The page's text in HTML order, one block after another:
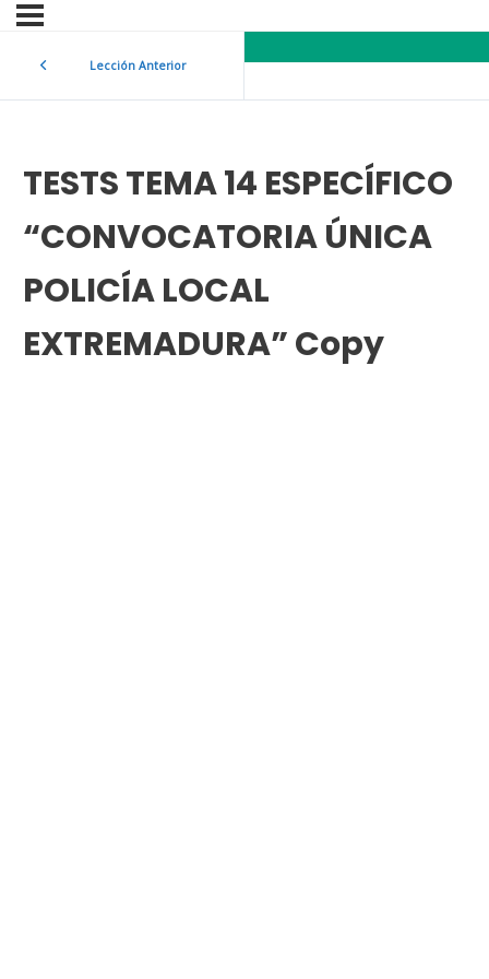
Lección Anterior
TESTS TEMA 14 ESPECÍFICO
“CONVOCATORIA ÚNICA
POLICÍA LOCAL
EXTREMADURA” Copy